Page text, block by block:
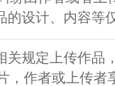
的设计、内容等
关规定上传作品
，作者或上传者